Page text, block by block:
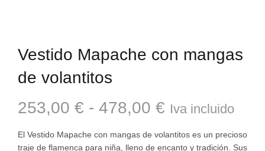
Vestido Mapache con mangas
de volantitos
253,00 € - 478,00 € Rango
de
Iva incluido
El Vestido Mapache con mangas de volantitos es un precioso
traje de flamenca para niña, lleno de encanto y tradición. Sus